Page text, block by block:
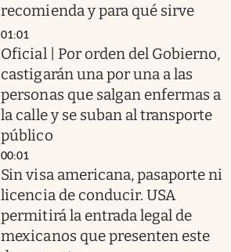
recomienda y para qué sirve
01:01
Oficial | Por orden del Gobierno,
castigarán una por una a las
personas que salgan enfermas a
la calle y se suban al transporte
público
00:01
Sin visa americana, pasaporte ni
licencia de conducir. USA
permitirá la entrada legal de
mexicanos que presenten este